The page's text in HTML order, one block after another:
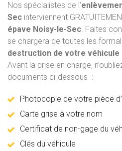
Nos spécialistes de l’
Sec interviennent
épave Noisy-le-Sec. Faites
se chargera de toutes les
destruction de votre véhicule
Avant la prise en charge,
documents ci-dessous :
Photocopie de votre pièce
Carte grise à votre nom
Certificat de non-gage du
Clés du véhicule